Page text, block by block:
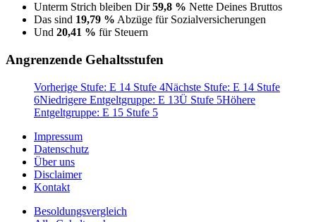
Unterm Strich bleiben Dir59,8 % Nette Deines Bruttos
Das sind 19,79 % Abzüge für Sozialversicherungen
Und 20,41 % für Steuern
Angrenzende Gehaltsstufen
Vorherige Stufe: E 14 Stufe 4Nächste Stufe: E 14 Stufe
6Niedrigere Entgeltgruppe: E 13Ü Stufe 5Höhere
Entgeltgruppe: E 15 Stufe 5
Impressum
Datenschutz
Über uns
Disclaimer
Kontakt
Besoldungsvergleich